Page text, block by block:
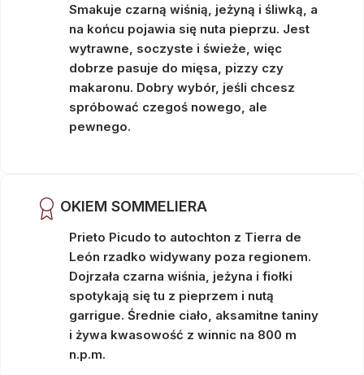
Smakuje czarną wiśnią, jeżyną i śliwką, a
na końcu pojawia się nuta pieprzu. Jest
wytrawne, soczyste i świeże, więc
dobrze pasuje do mięsa, pizzy czy
makaronu. Dobry wybór, jeśli chcesz
spróbować czegoś nowego, ale
pewnego.
OKIEM SOMMELIERA
Prieto Picudo to autochton z Tierra de
León rzadko widywany poza regionem.
Dojrzała czarna wiśnia, jeżyna i fiołki
spotykają się tu z pieprzem i nutą
garrigue. Średnie ciało, aksamitne taniny
i żywa kwasowość z winnic na 800 m
n.p.m.